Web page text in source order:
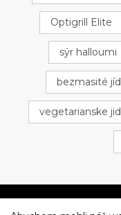
Optigrill Elite
sýr halloumi
bezmasité
vegetarianske